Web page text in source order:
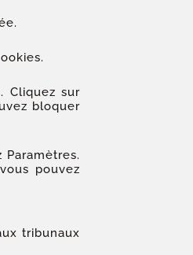
Cliquez sur
bloquer
pouvez
tribunaux